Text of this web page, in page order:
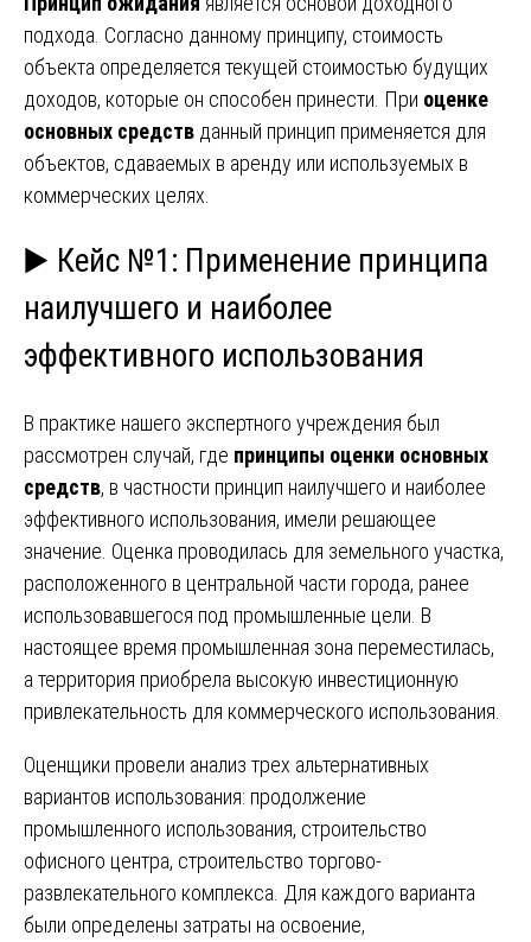
подхода. Согласно данному принципу, стоимость
объекта определяется текущей стоимостью будущих
доходов, которые он способен принести. При оценке
основных средств данный принцип применяется для
объектов, сдаваемых в аренду или используемых в
коммерческих целях.
▶️ Кейс №1: Применение принципа
наилучшего и наиболее
эффективного использования
В практике нашего экспертного учреждения был
рассмотрен случай, где принципы оценки основных
средств, в частности принцип наилучшего и наиболее
эффективного использования, имели решающее
значение. Оценка проводилась для земельного участка,
расположенного в центральной части города, ранее
использовавшегося под промышленные цели. В
настоящее время промышленная зона переместилась,
а территория приобрела высокую инвестиционную
привлекательность для коммерческого использования.
Оценщики провели анализ трех альтернативных
вариантов использования: продолжение
промышленного использования, строительство
офисного центра, строительство торгово-
развлекательного комплекса. Для каждого варианта
были определены затраты на освоение,